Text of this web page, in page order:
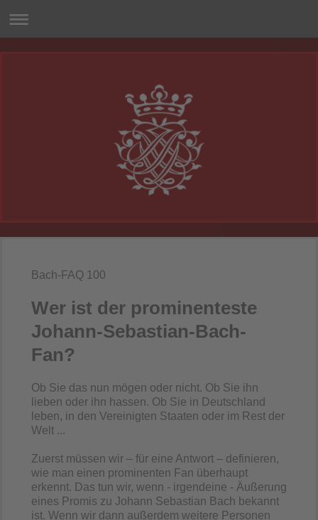
Bach-FAQ 100
Wer ist der prominenteste
Johann-Sebastian-Bach-
Fan?
Ob Sie das nun mögen oder nicht. Ob Sie ihn
lieben oder ihn hassen. Ob Sie in Deutschland
leben, in den Vereinigten Staaten oder im Rest der
Welt ...
Zuerst müssen wir – für eine Antwort – definieren,
wie man einen prominenten Fan überhaupt
erkennt. Das tun wir, wenn - irgendeine - Äußerung
eines Promis zu Johann Sebastian Bach bekannt
ist. Wenn wir dann außerdem weitere Personen